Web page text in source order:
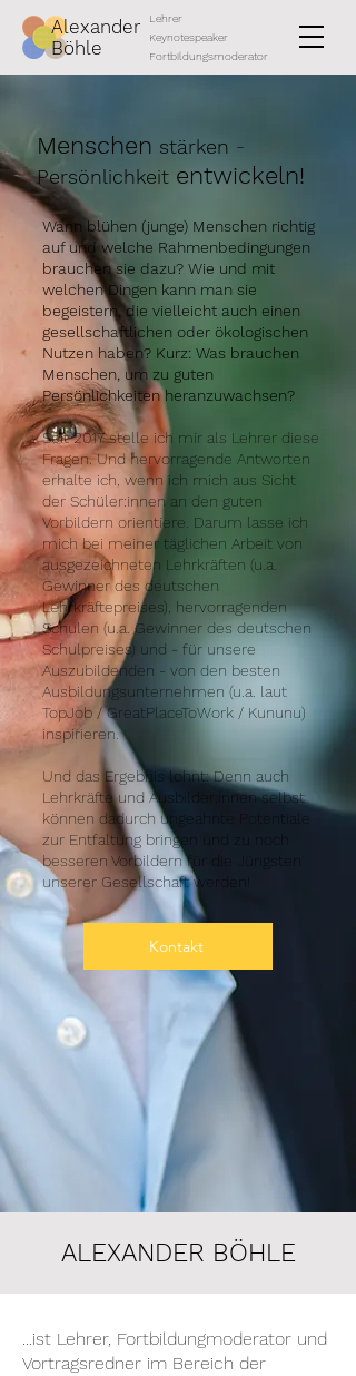
Alexander
Böhle
Lehrer
Keynotespeaker
Fortbildungsmoderator
Menschen stärken -
Persönlichkeit entwickeln!
Wann blühen (junge) Menschen richtig
auf und welche Rahmenbedingungen
brauchen sie dazu? Wie und mit
welchen Dingen kann man sie
begeistern, die vielleicht auch einen
gesellschaftlichen oder ökologischen
Nutzen haben? Kurz: Was brauchen
Menschen, um zu guten
Persönlichkeiten heranzuwachsen?
Seit 2017 stelle ich mir als Lehrer diese
Fragen. Und hervorragende Antworten
erhalte ich, wenn ich mich aus Sicht
der Schüler:innen an den guten
Vorbildern orientiere. Darum lasse ich
mich bei meiner täglichen Arbeit von
ausgezeichneten Lehrkräften (u.a.
Gewinner des deutschen
Lehrkräftepreises), hervorragenden
Schulen (u.a. Gewinner des deutschen
Schulpreises) und - für unsere
Auszubildenden - von den besten
Ausbildungsunternehmen (u.a. laut
TopJob / GreatPlaceToWork / Kununu)
inspirieren.
Und das Ergebnis lohnt: Denn auch
Lehrkräfte und Ausbilder:innen selbst
können dadurch ungeahnte Potentiale
zur Entfaltung bringen und zu noch
besseren Vorbildern für die Jüngsten
unserer Gesellschaft werden!
Kontakt
ALEXANDER BÖHLE
...ist Lehrer, Fortbildungmoderator und
Vortragsredner im Bereich der